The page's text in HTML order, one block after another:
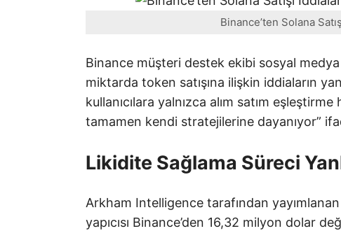
Binance’ten Solana
Binance müşteri destek ekibi sosyal medya
miktarda token satışına ilişkin iddiaların
kullanıcılara yalnızca alım satım
tamamen kendi stratejilerine dayanıyor”
Likidite Sağlama Süreci
Arkham Intelligence tarafından
yapıcısı Binance’den 16,32 milyon dolar